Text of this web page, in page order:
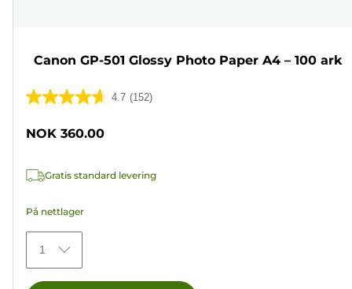
Canon GP-501 Glossy Photo Paper A4 – 100 ark
4.7 (152)
4.7
152
NOK 360.00
Gratis standard levering
På nettlager
1